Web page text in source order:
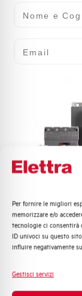
Per fornire le migliori
memorizzare e/o
tecnologie ci consentirà
ID univoci su questo
influire negativamente
Gestisci servizi
Estratto Guida
Relè
Estratto Guida
Quali
Sistema